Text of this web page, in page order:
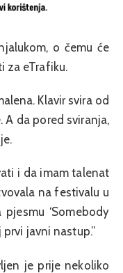
o čemu će
za eTrafiku.
Klavir svira od
A da pored sviranja,
i da imam talenat
na festivalu u
‘Somebody
javni nastup.”
je prije nekoliko